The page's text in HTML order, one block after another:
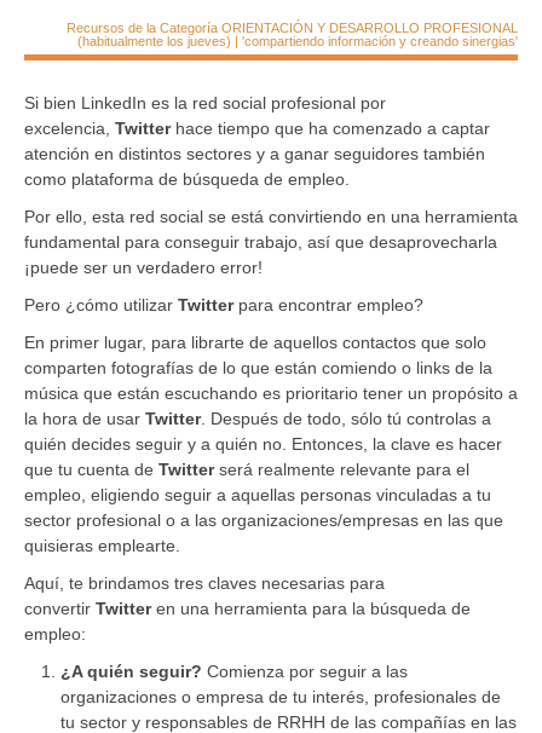
Recursos de la Categoría ORIENTACIÓN Y DESARROLLO PROFESIONAL
(habitualmente los jueves) | 'compartiendo información y creando sinergias'
Si bien LinkedIn es la red social profesional por
excelencia, Twitterhace tiempo que ha comenzado a captar
atención en distintos sectores y a ganar seguidores también
como plataforma de búsqueda de empleo.
Por ello, esta red social se está convirtiendo en una herramienta
fundamental para conseguir trabajo, así que desaprovecharla
¡puede ser un verdadero error!
Pero ¿cómo utilizar Twitterpara encontrar empleo?
En primer lugar, para librarte de aquellos contactos que solo
comparten fotografías de lo que están comiendo o links de la
música que están escuchando es prioritario tener un propósito a
la hora de usar Twitter. Después de todo, sólo tú controlas a
quién decides seguir y a quién no. Entonces, la clave es hacer
que tu cuenta de Twitterserá realmente relevante para el
empleo, eligiendo seguir a aquellas personas vinculadas a tu
sector profesional o a las organizaciones/empresas en las que
quisieras emplearte.
Aquí, te brindamos tres claves necesarias para
convertir Twitteren una herramienta para la búsqueda de
empleo:
¿A quién seguir? Comienza por seguir a las
organizaciones o empresa de tu interés, profesionales de
tu sector y responsables de RRHH de las compañías en las